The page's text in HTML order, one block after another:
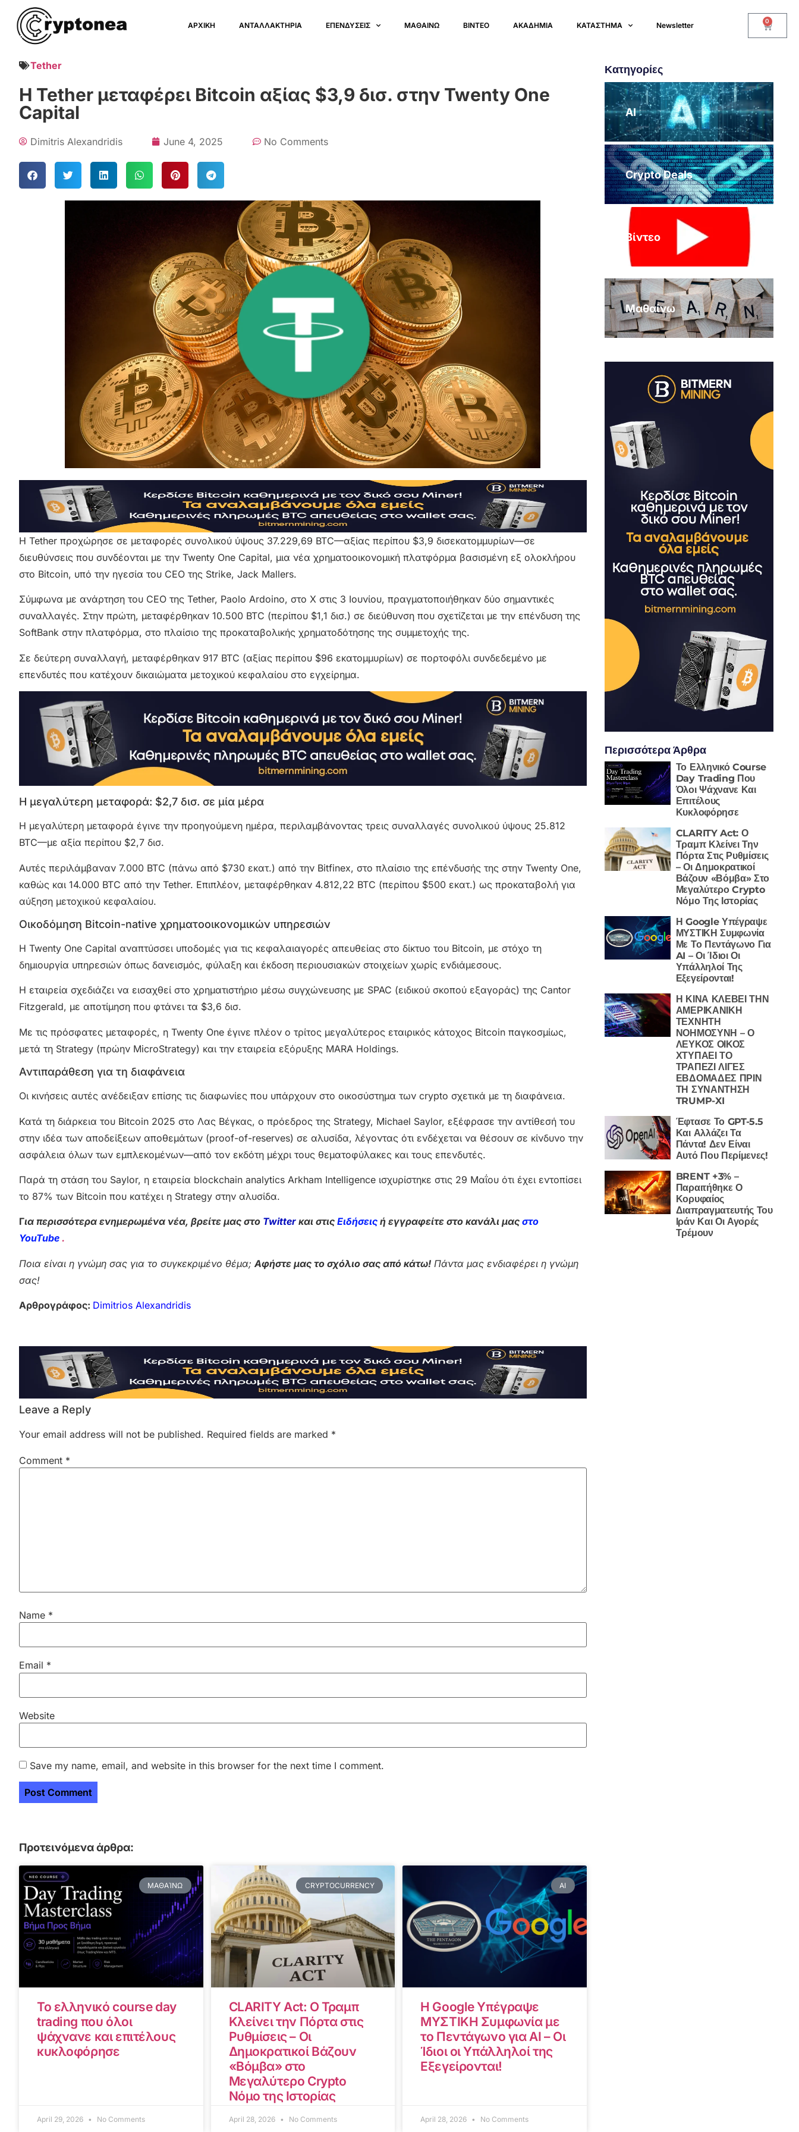
ΑΡΧΙΚΗ ΑΝΤΑΛΛΑΚΤΗΡΙΑ ΕΠΕΝΔΥΣΕΙΣ ΜΑΘΑΙΝΩ ΒΙΝΤΕΟ ΑΚΑΔΗΜΙΑ ΚΑΤΑΣΤΗΜΑ Newsletter 0
Tether
Η Tether μεταφέρει Bitcoin αξίας $3,9 δισ. στην Twenty One
Capital
Dimitris Alexandridis June 4, 2025 No Comments
Η Tether προχώρησε σε μεταφορές συνολικού ύψους 37.229,69 BTC—αξίας περίπου $3,9 δισεκατομμυρίων—σε
διευθύνσεις που συνδέονται με την Twenty One Capital, μια νέα χρηματοοικονομική πλατφόρμα βασισμένη εξ ολοκλήρου
στο Bitcoin, υπό την ηγεσία του CEO της Strike, Jack Mallers.
Σύμφωνα με ανάρτηση του CEO της Tether, Paolo Ardoino, στο X στις 3 Ιουνίου, πραγματοποιήθηκαν δύο σημαντικές
συναλλαγές. Στην πρώτη, μεταφέρθηκαν 10.500 BTC (περίπου $1,1 δισ.) σε διεύθυνση που σχετίζεται με την επένδυση της
SoftBank στην πλατφόρμα, στο πλαίσιο της προκαταβολικής χρηματοδότησης της συμμετοχής της.
Σε δεύτερη συναλλαγή, μεταφέρθηκαν 917 BTC (αξίας περίπου $96 εκατομμυρίων) σε πορτοφόλι συνδεδεμένο με
επενδυτές που κατέχουν δικαιώματα μετοχικού κεφαλαίου στο εγχείρημα.
Η μεγαλύτερη μεταφορά: $2,7 δισ. σε μία μέρα
Η μεγαλύτερη μεταφορά έγινε την προηγούμενη ημέρα, περιλαμβάνοντας τρεις συναλλαγές συνολικού ύψους 25.812
BTC—με αξία περίπου $2,7 δισ.
Αυτές περιλάμβαναν 7.000 BTC (πάνω από $730 εκατ.) από την Bitfinex, στο πλαίσιο της επένδυσής της στην Twenty One,
καθώς και 14.000 BTC από την Tether. Επιπλέον, μεταφέρθηκαν 4.812,22 BTC (περίπου $500 εκατ.) ως προκαταβολή για
αύξηση μετοχικού κεφαλαίου.
Οικοδόμηση Bitcoin-native χρηματοοικονομικών υπηρεσιών
Η Twenty One Capital αναπτύσσει υποδομές για τις κεφαλαιαγορές απευθείας στο δίκτυο του Bitcoin, με στόχο τη
δημιουργία υπηρεσιών όπως δανεισμός, φύλαξη και έκδοση περιουσιακών στοιχείων χωρίς ενδιάμεσους.
Η εταιρεία σχεδιάζει να εισαχθεί στο χρηματιστήριο μέσω συγχώνευσης με SPAC (ειδικού σκοπού εξαγοράς) της Cantor
Fitzgerald, με αποτίμηση που φτάνει τα $3,6 δισ.
Με τις πρόσφατες μεταφορές, η Twenty One έγινε πλέον ο τρίτος μεγαλύτερος εταιρικός κάτοχος Bitcoin παγκοσμίως,
μετά τη Strategy (πρώην MicroStrategy) και την εταιρεία εξόρυξης MARA Holdings.
Αντιπαράθεση για τη διαφάνεια
Οι κινήσεις αυτές ανέδειξαν επίσης τις διαφωνίες που υπάρχουν στο οικοσύστημα των crypto σχετικά με τη διαφάνεια.
Κατά τη διάρκεια του Bitcoin 2025 στο Λας Βέγκας, ο πρόεδρος της Strategy, Michael Saylor, εξέφρασε την αντίθεσή του
στην ιδέα των αποδείξεων αποθεμάτων (proof-of-reserves) σε αλυσίδα, λέγοντας ότι ενδέχεται να θέσουν σε κίνδυνο την
ασφάλεια όλων των εμπλεκομένων—από τον εκδότη μέχρι τους θεματοφύλακες και τους επενδυτές.
Παρά τη στάση του Saylor, η εταιρεία blockchain analytics Arkham Intelligence ισχυρίστηκε στις 29 Μαΐου ότι έχει εντοπίσει
το 87% των Bitcoin που κατέχει η Strategy στην αλυσίδα.
Για περισσότερα ενημερωμένα νέα, βρείτε μας στο Twitter και στις Ειδήσεις ή εγγραφείτε στο κανάλι μας στο
YouTube .
Ποια είναι η γνώμη σας για το συγκεκριμένο θέμα; Αφήστε μας το σχόλιο σας από κάτω! Πάντα μας ενδιαφέρει η γνώμη
σας!
Αρθρογράφος: Dimitrios Alexandridis
Leave a Reply
Your email address will not be published. Required fields are marked *
Comment *
Name *
Email *
Website
Save my name, email, and website in this browser for the next time I comment.
Προτεινόμενα άρθρα:
ΜΑΘΑΊΝΩ
Το ελληνικό course day
trading που όλοι
ψάχνανε και επιτέλους
κυκλοφόρησε
April 29, 2026 No Comments
CRYPTOCURRENCY
CLARITY Act: Ο Τραμπ
Κλείνει την Πόρτα στις
Ρυθμίσεις – Οι
Δημοκρατικοί Βάζουν
«Βόμβα» στο
Μεγαλύτερο Crypto
Νόμο της Ιστορίας
April 28, 2026 No Comments
AI
Η Google Υπέγραψε
ΜΥΣΤΙΚΗ Συμφωνία με
το Πεντάγωνο για AI – Οι
Ίδιοι οι Υπάλληλοί της
Εξεγείρονται!
April 28, 2026 No Comments
Κατηγορίες
AI
Crypto Deals
Βίντεο
Μαθαίνω
Περισσότερα Άρθρα
Το Ελληνικό Course
Day Trading Που
Όλοι Ψάχνανε Και
Επιτέλους
Κυκλοφόρησε
CLARITY Act: Ο
Τραμπ Κλείνει Την
Πόρτα Στις Ρυθμίσεις
– Οι Δημοκρατικοί
Βάζουν «Βόμβα» Στο
Μεγαλύτερο Crypto
Νόμο Της Ιστορίας
Η Google Υπέγραψε
ΜΥΣΤΙΚΗ Συμφωνία
Με Το Πεντάγωνο Για
AI – Οι Ίδιοι Οι
Υπάλληλοί Της
Εξεγείρονται!
Η ΚΙΝΑ ΚΛΕΒΕΙ ΤΗΝ
ΑΜΕΡΙΚΑΝΙΚΗ
ΤΕΧΝΗΤΗ
ΝΟΗΜΟΣΥΝΗ – Ο
ΛΕΥΚΟΣ ΟΙΚΟΣ
ΧΤΥΠΑΕΙ ΤΟ
ΤΡΑΠΕΖΙ ΛΙΓΕΣ
ΕΒΔΟΜΑΔΕΣ ΠΡΙΝ
ΤΗ ΣΥΝΑΝΤΗΣΗ
TRUMP-XI
Έφτασε Το GPT-5.5
Και Αλλάζει Τα
Πάντα! Δεν Είναι
Αυτό Που Περίμενες!
BRENT +3% –
Παραιτήθηκε Ο
Κορυφαίος
Διαπραγματευτής Του
Ιράν Και Οι Αγορές
Τρέμουν